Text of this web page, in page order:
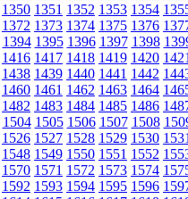
1350 1351 1352 1353 1354
1372 1373 1374 1375 1376
1394 1395 1396 1397 1398
1416 1417 1418 1419 1420
1438 1439 1440 1441 1442
1460 1461 1462 1463 1464
1482 1483 1484 1485 1486
1504 1505 1506 1507 1508
1526 1527 1528 1529 1530
1548 1549 1550 1551 1552
1570 1571 1572 1573 1574
1592 1593 1594 1595 1596